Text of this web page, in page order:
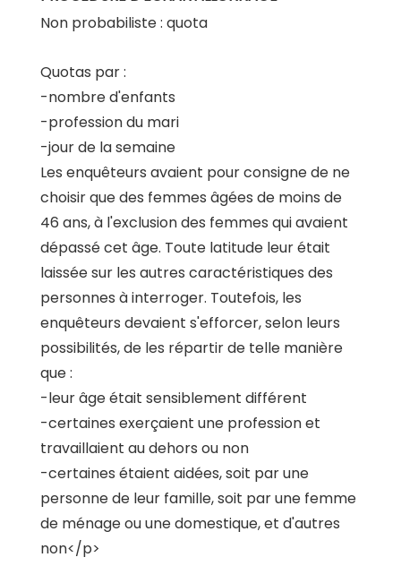
Non probabiliste : quota
Quotas par :
-nombre d'enfants
-profession du mari
-jour de la semaine
Les enquêteurs avaient pour consigne de ne
choisir que des femmes âgées de moins de
46 ans, à l'exclusion des femmes qui avaient
dépassé cet âge. Toute latitude leur était
laissée sur les autres caractéristiques des
personnes à interroger. Toutefois, les
enquêteurs devaient s'efforcer, selon leurs
possibilités, de les répartir de telle manière
que :
-leur âge était sensiblement différent
-certaines exerçaient une profession et
travaillaient au dehors ou non
-certaines étaient aidées, soit par une
personne de leur famille, soit par une femme
de ménage ou une domestique, et d'autres
non</p>